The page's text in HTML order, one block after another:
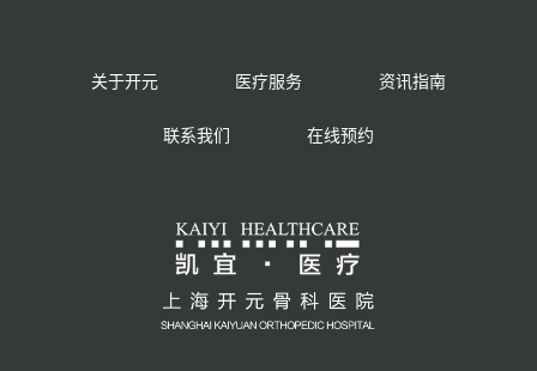
关于开元 医疗服务 资讯指南
联系我们 在线预约